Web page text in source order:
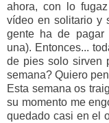
ahora, con lo
vídeo en solitario y
gente ha de pagar
una). Entonces...
de pies solo sirven
semana? Quiero
Esta semana os
su momento me
quedado casi en el